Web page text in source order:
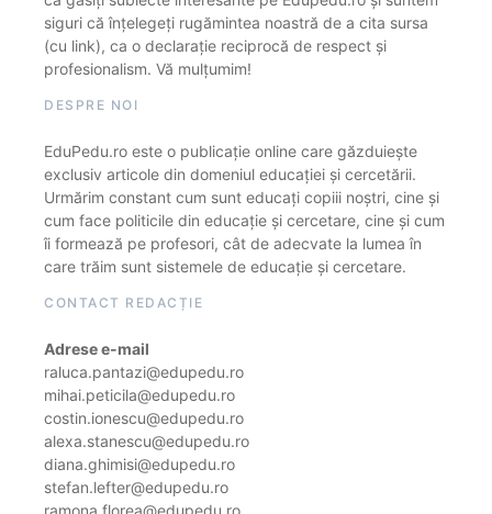
siguri că înțelegeți rugămintea noastră de a cita sursa
(cu link), ca o declarație reciprocă de respect și
profesionalism. Vă mulțumim!
DESPRE NOI
EduPedu.ro este o publicație online care găzduiește
exclusiv articole din domeniul educației și cercetării.
Urmărim constant cum sunt educați copiii noștri, cine și
cum face politicile din educație și cercetare, cine și cum
îi formează pe profesori, cât de adecvate la lumea în
care trăim sunt sistemele de educație și cercetare.
CONTACT REDACȚIE
Adrese e-mail
raluca.pantazi@edupedu.ro
mihai.peticila@edupedu.ro
costin.ionescu@edupedu.ro
alexa.stanescu@edupedu.ro
diana.ghimisi@edupedu.ro
stefan.lefter@edupedu.ro